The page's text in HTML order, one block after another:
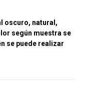
oscuro, natural,
según muestra se
se puede realizar